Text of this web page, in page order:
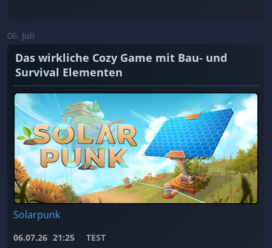
06. Juli
Das wirkliche Cozy Game mit Bau- und
Survival Elementen
Solarpunk
06.07.26 21:25 TEST